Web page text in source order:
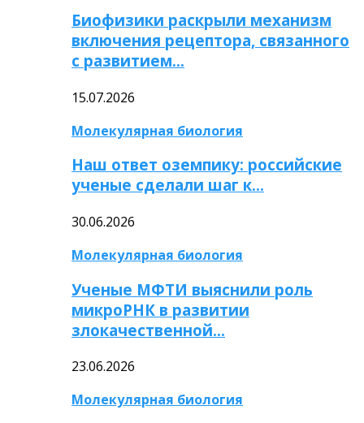
Биофизики раскрыли механизм
включения рецептора, связанного
с развитием…
15.07.2026
Молекулярная биология
Наш ответ оземпику: российские
ученые сделали шаг к…
30.06.2026
Молекулярная биология
Ученые МФТИ выяснили роль
микроРНК в развитии
злокачественной…
23.06.2026
Молекулярная биология